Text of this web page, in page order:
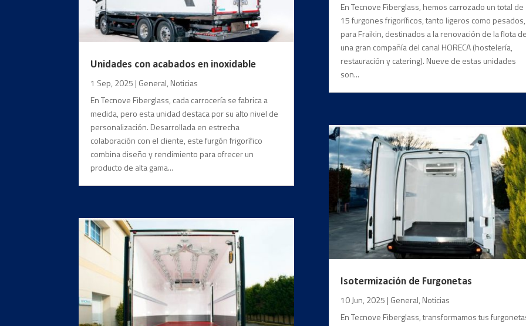
Unidades con acabados en inoxidable
1 Sep, 2025 | General, Noticias
En Tecnove Fiberglass, cada carrocería se fabrica a
medida, pero esta unidad destaca por su alto nivel de
personalización. Desarrollada en estrecha
colaboración con el cliente, este furgón frigorífico
combina diseño y rendimiento para ofrecer un
producto de alta gama...
En Tecnove Fiberglass, hemos carrozado un total de
15 furgones frigoríficos, tanto ligeros como pesados,
para Fraikin, destinados a la renovación de la flota
una gran compañía del canal HORECA (hostelería,
restauración y catering). Nueve de estas unidades
son...
Isotermización de Furgonetas
10 Jun, 2025 | General, Noticias
En Tecnove Fiberglass, transformamos tus